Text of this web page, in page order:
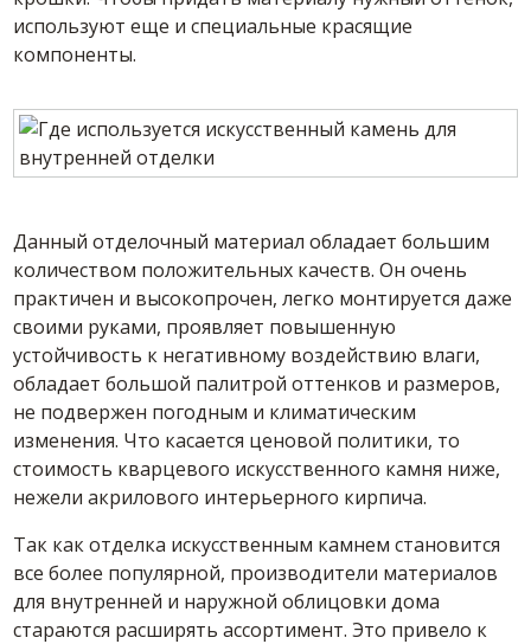
используют еще и специальные красящие
компоненты.
Данный отделочный материал обладает большим
количеством положительных качеств. Он очень
практичен и высокопрочен, легко монтируется даже
своими руками, проявляет повышенную
устойчивость к негативному воздействию влаги,
обладает большой палитрой оттенков и размеров,
не подвержен погодным и климатическим
изменения. Что касается ценовой политики, то
стоимость кварцевого искусственного камня ниже,
нежели акрилового интерьерного кирпича.
Так как отделка искусственным камнем становится
все более популярной, производители материалов
для внутренней и наружной облицовки дома
стараются расширять ассортимент. Это привело к